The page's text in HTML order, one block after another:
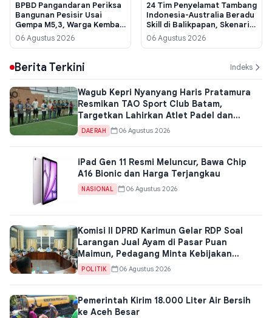
BPBD Pangandaran Periksa
Bangunan Pesisir Usai
Gempa M5,3, Warga Kembali
Beraktivitas
06 Agustus 2026
24 Tim Penyelamat Tambang
Indonesia-Australia Beradu
Skill di Balikpapan, Skenario
Uji Sampai Kebakaran
Struktural
06 Agustus 2026
Berita Terkini Indeks
Wagub Kepri Nyanyang Haris Pratamura
Resmikan TAO Sport Club Batam,
Targetkan Lahirkan Atlet Padel dan
Perkuat Sport Tourism
DAERAH 06 Agustus 2026
iPad Gen 11 Resmi Meluncur, Bawa Chip
A16 Bionic dan Harga Terjangkau
NASIONAL 06 Agustus 2026
Komisi II DPRD Karimun Gelar RDP Soal
Larangan Jual Ayam di Pasar Puan
Maimun, Pedagang Minta Kebijakan
Dievaluasi
POLITIK 06 Agustus 2026
Pemerintah Kirim 18.000 Liter Air Bersih
ke Aceh Besar